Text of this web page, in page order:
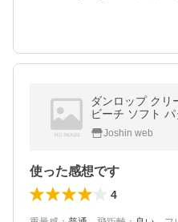
ダンロップ クリ
ビーチ ソフト
インチ
A Joshin web
使った感想です
4